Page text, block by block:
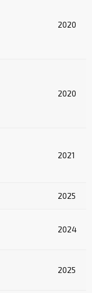
2020
2020
2021
2025
2024
2025